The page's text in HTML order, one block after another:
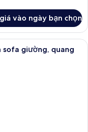
vào ngày bạn chọn
Phòng, 1 giường cỡ king
sofa giường, quang